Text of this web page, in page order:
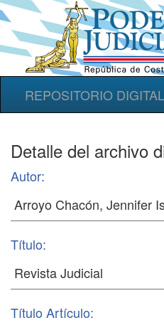
REPOSITORIO
Detalle del archivo
Autor:
Título:
Título Artículo: